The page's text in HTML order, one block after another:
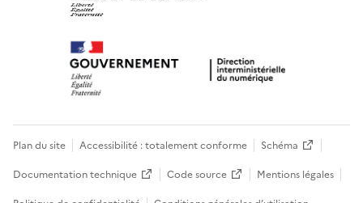
Plan du site Accessibilité : totalement conforme
Schéma
Documentation technique
Code source
Mentions légales